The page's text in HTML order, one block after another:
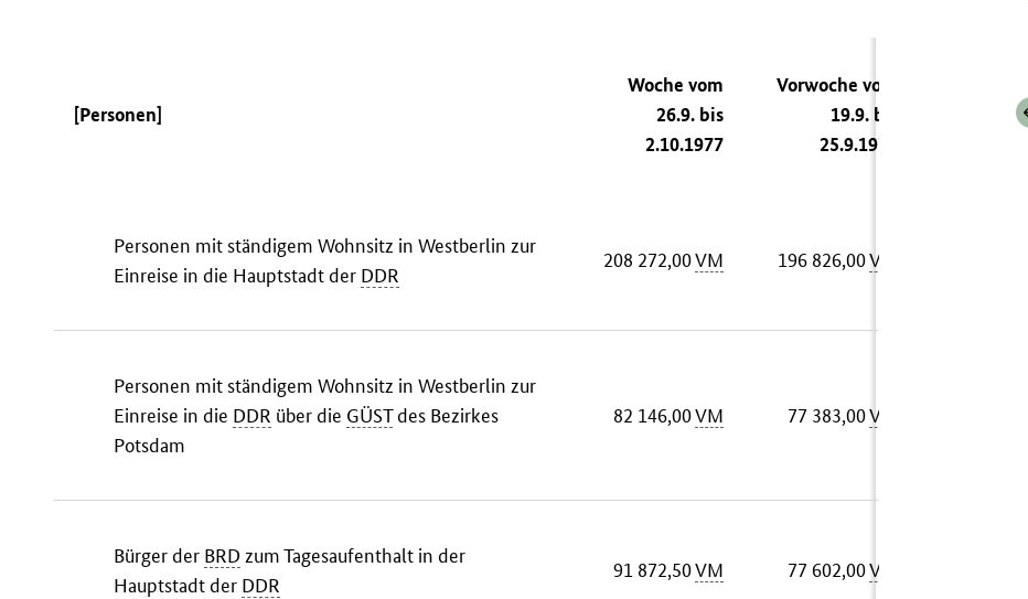
[Personen]
Woche vom
26.9. bis
2.10.1977
Vorwoche vom
19.9. bis
25.9.1977
Personen mit ständigem Wohnsitz in Westberlin zur
Einreise in die Hauptstadt der DDR
208 272,00VM 196 826,00VM
Personen mit ständigem Wohnsitz in Westberlin zur
Einreise in die DDR über die GÜSTdes Bezirkes
Potsdam
82 146,00VM 77 383,00VM
Bürger der BRD zum Tagesaufenthalt in der
Hauptstadt der DDR
91 872,50VM 77 602,00VM